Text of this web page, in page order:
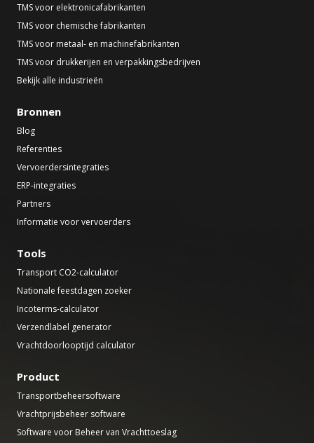
TMS voor elektronicafabrikanten
TMS voor chemische fabrikanten
TMS voor metaal- en machinefabrikanten
TMS voor drukkerijen en verpakkingsbedrijven
Bekijk alle industrieën
Bronnen
Blog
Referenties
Vervoerdersintegraties
ERP-integraties
Partners
Informatie voor vervoerders
Tools
Transport CO2-calculator
Nationale feestdagen zoeker
Incoterms-calculator
Verzendlabel generator
Vrachtdoorlooptijd calculator
Product
Transportbeheersoftware
Vrachtprijsbeheer software
Software voor Beheer van Vrachttoeslag